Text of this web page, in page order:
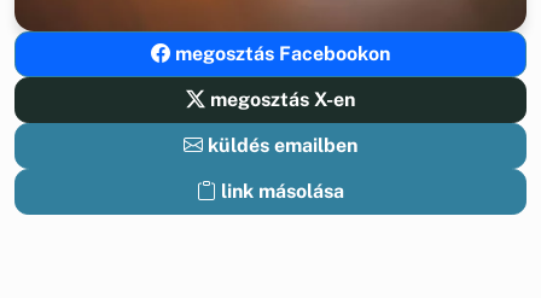
megosztás Facebookon
megosztás X-en
küldés emailben
link másolása